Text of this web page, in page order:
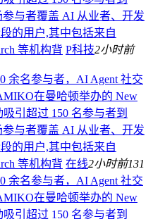
与者覆盖 AI 从业者、开发
的用户,其中包括来自
等机构背 P科技2小时前
余名参与者，AI Agent 社交
在曼哈顿举办的 New
引超过 150 名参与者到
与者覆盖 AI 从业者、开发
的用户,其中包括来自
等机构背 在线2小时前131
余名参与者，AI Agent 社交
在曼哈顿举办的 New
引超过 150 名参与者到